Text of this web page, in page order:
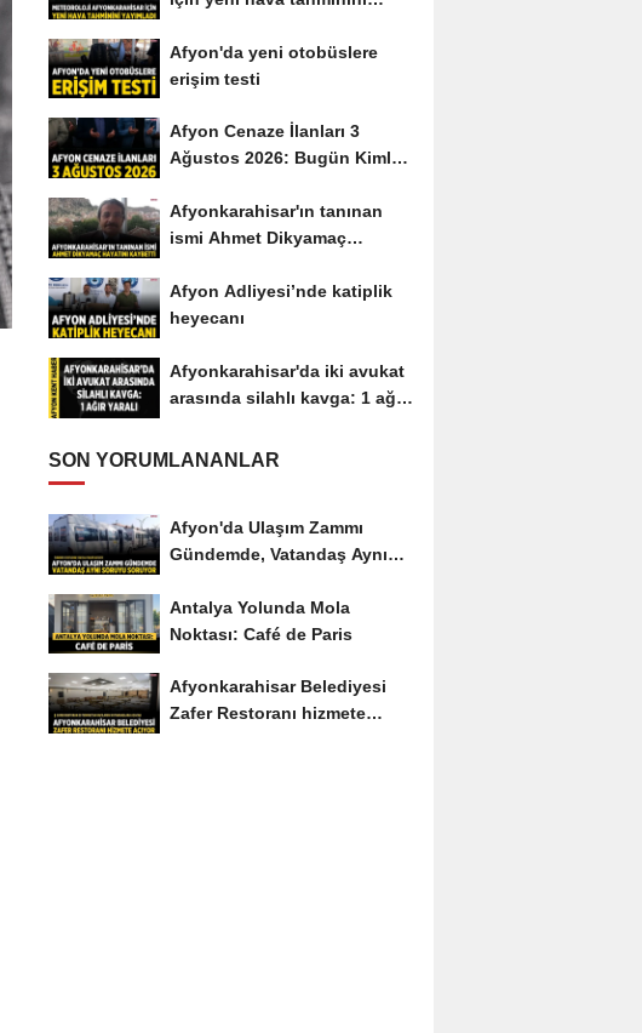
Afyon'da yeni otobüslere
erişim testi
Afyon Cenaze İlanları 3
Ağustos 2026: Bugün Kimler
Afyonkarahisar'ın tanınan
ismi Ahmet Dikyamaç
Afyon Adliyesi’nde katiplik
heyecanı
Afyonkarahisar'da iki avukat
arasında silahlı kavga: 1 ağır
SON YORUMLANANLAR
Afyon'da Ulaşım Zammı
Gündemde, Vatandaş Aynı
Antalya Yolunda Mola
Noktası: Café de Paris
Afyonkarahisar Belediyesi
Zafer Restoranı hizmete